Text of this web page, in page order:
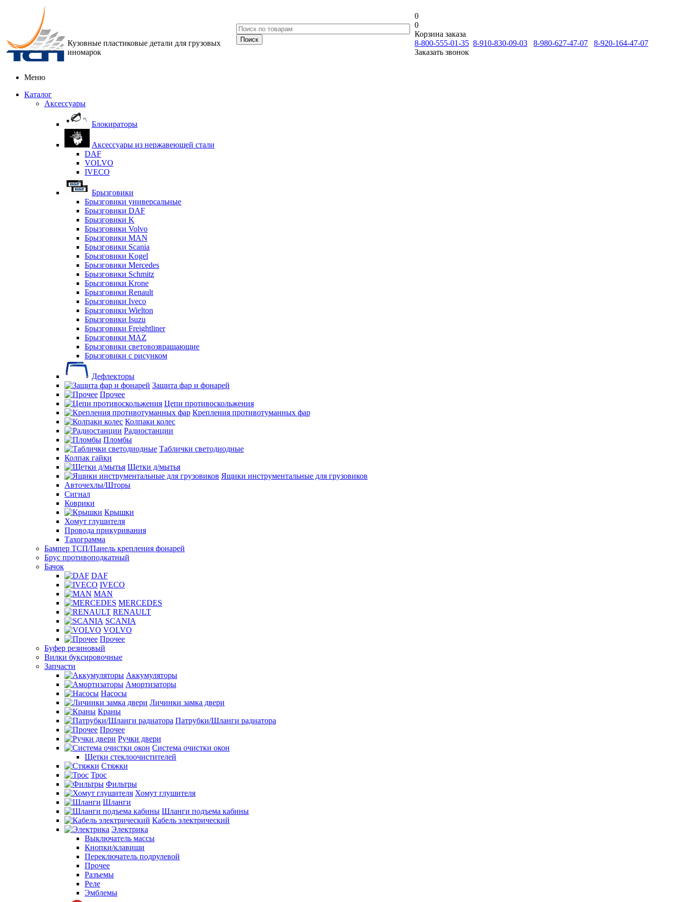
Кузовные пластиковые детали для грузовых
иномарок
0
0
Корзина заказа
8-800-555-01-35 8-910-830-09-03 8-980-627-47-07
8-920-164-47-07
Заказать звонок
Меню
Каталог
Аксессуары
Блокираторы
Аксессуары из нержавеющей стали
DAF
VOLVO
IVECO
Брызговики
Брызговики универсальные
Брызговики DAF
Брызговики K
Брызговики Volvo
Брызговики MAN
Брызговики Scania
Брызговики Kogel
Брызговики Mercedes
Брызговики Schmitz
Брызговики Krone
Брызговики Renault
Брызговики Iveco
Брызговики Wielton
Брызговики Isuzu
Брызговики Freightliner
Брызговики MAZ
Брызговики световозвращающие
Брызговики с рисунком
Дефлекторы
Защита фар и фонарей
Прочее
Цепи противоскольжения
Крепления противотуманных фар
Колпаки колес
Радиостанции
Пломбы
Таблички светодиодные
Колпак гайки
Щетки д/мытья
Ящики инструментальные для грузовиков
Авточехлы/Шторы
Сигнал
Коврики
Крышки
Хомут глушителя
Провода прикуривания
Тахограмма
Бампер ТСП/Панель крепления фонарей
Брус противоподкатный
Бачок
DAF
IVECO
MAN
MERCEDES
RENAULT
SCANIA
VOLVO
Прочее
Буфер резиновый
Вилки буксировочные
Запчасти
Аккумуляторы
Амортизаторы
Насосы
Личинки замка двери
Краны
Патрубки/Шланги радиатора
Прочее
Ручки двери
Система очистки окон
Щетки стеклоочистителей
Стяжки
Трос
Фильтры
Хомут глушителя
Шланги
Шланги подъема кабины
Кабель электрический
Электрика
Выключатель массы
Кнопки/клавиши
Переключатель подрулевой
Прочее
Разъемы
Реле
Эмблемы